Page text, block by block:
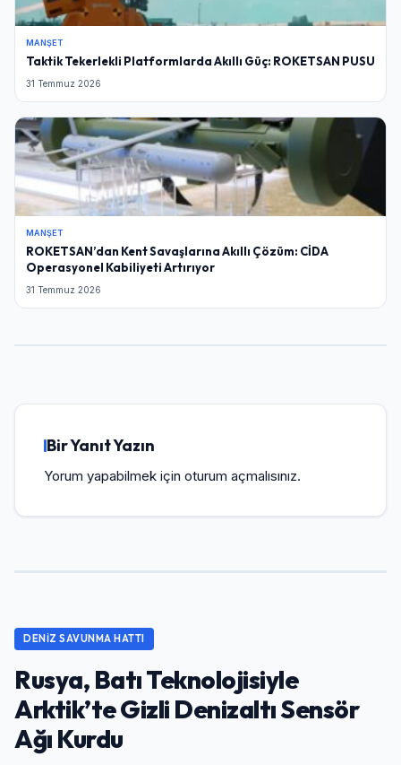
MANŞET
Taktik Tekerlekli Platformlarda Akıllı Güç: ROKETSAN PUSU
31 Temmuz 2026
MANŞET
ROKETSAN’dan Kent Savaşlarına Akıllı Çözüm: CİDA
Operasyonel Kabiliyeti Artırıyor
31 Temmuz 2026
Bir Yanıt Yazın
Yorum yapabilmek için oturum açmalısınız.
DENIZ SAVUNMA HATTI
Rusya, Batı Teknolojisiyle
Arktik’te Gizli Denizaltı Sensör
Ağı Kurdu